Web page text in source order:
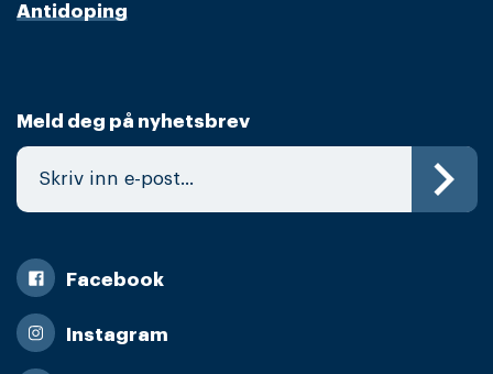
Antidoping
Meld deg på nyhetsbrev
Facebook
Instagram